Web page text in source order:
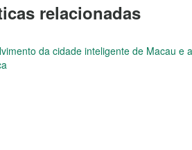
relacionadas
da cidade inteligente de Macau e